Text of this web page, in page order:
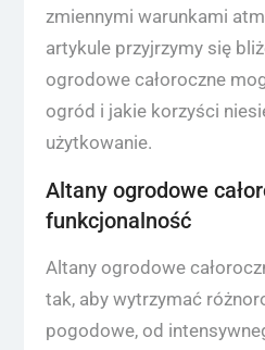
zmiennymi warunkami
artykule przyjrzymy się
ogrodowe całoroczne
ogród i jakie korzyści
użytkowanie.
Altany ogrodowe
funkcjonalność
Altany ogrodowe
tak, aby wytrzymać
pogodowe, od